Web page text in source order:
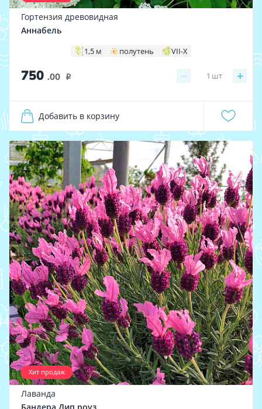
Гортензия древовидная
Аннабель
1,5 м полутень VII-X
750 .00 i − +
1 шт
Добавить в корзину
Хит продаж
Лаванда